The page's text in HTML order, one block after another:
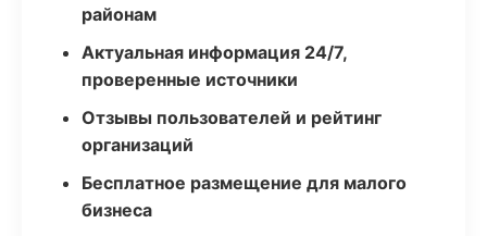
районам
Актуальная информация 24/7,
проверенные источники
Отзывы пользователей и рейтинг
организаций
Бесплатное размещение для малого
бизнеса